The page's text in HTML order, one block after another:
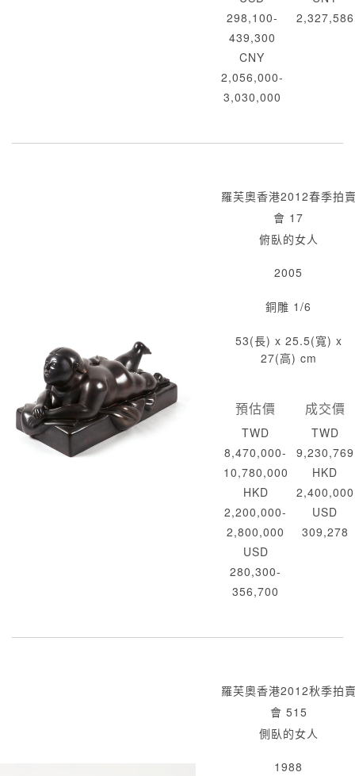
298,100-
439,300
CNY
2,056,000-
3,030,000
2,327,586
羅芙奧香港2012春季拍
會 17
俯臥的女人
2005
銅雕 1/6
53(長) x 25.5(寬) x
27(高) cm
預估價
TWD
8,470,000-
10,780,000
HKD
2,200,000-
2,800,000
USD
280,300-
356,700
成交價
TWD
9,230,769
HKD
2,400,000
USD
309,278
羅芙奧香港2012秋季拍
會 515
側臥的女人
1988